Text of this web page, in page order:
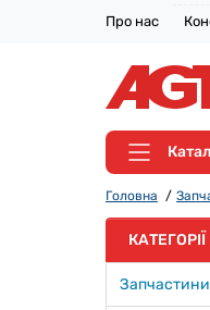
Про нас
Головна
КАТЕГОРІЇ
Запчастини